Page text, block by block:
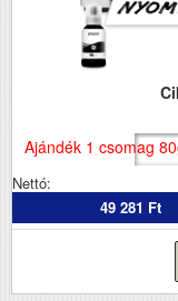
Ajándék 1 csomag
Nettó:
49 281 Ft